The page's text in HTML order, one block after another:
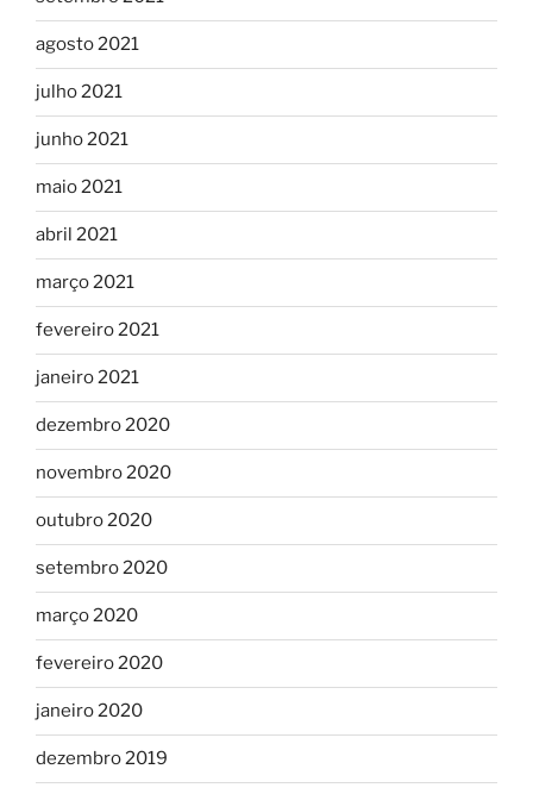
agosto 2021
julho 2021
junho 2021
maio 2021
abril 2021
março 2021
fevereiro 2021
janeiro 2021
dezembro 2020
novembro 2020
outubro 2020
setembro 2020
março 2020
fevereiro 2020
janeiro 2020
dezembro 2019